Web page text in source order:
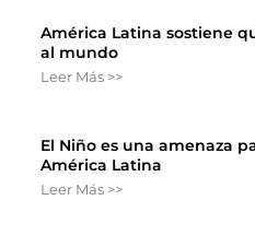
América Latina sostiene
al mundo
Leer Más >>
El Niño es una amenaza
América Latina
Leer Más >>